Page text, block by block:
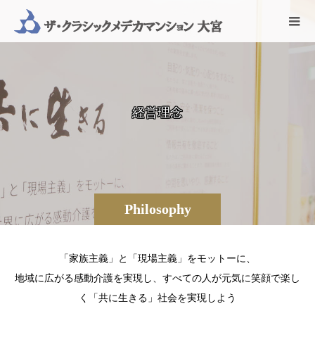
Philosophy
経営理念
「家族主義」と「現場主義」をモットーに、
地域に広がる感動介護を実現し、すべての人が元気に笑顔で楽し
く「共に生きる」社会を実現しよう